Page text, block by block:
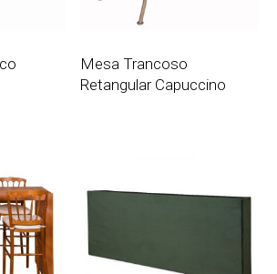
Mesa Trancoso
Retangular Capuccino